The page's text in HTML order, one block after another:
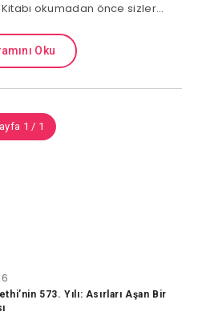
okumadan önce sizler…
Oku
1 / 1
573. Yılı: Asırları Aşan Bir